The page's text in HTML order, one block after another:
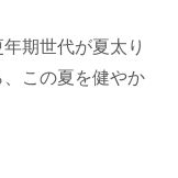
年期世代が夏太り
この夏を健やか